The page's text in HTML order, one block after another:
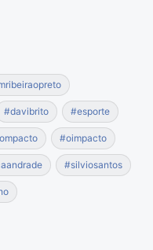
#davibrito #esporte
#oimpacto
#silviosantos